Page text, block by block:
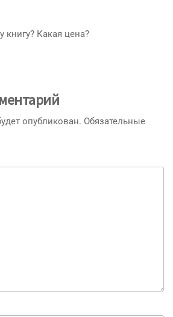
книгу? Какая цена?
опубликован. Обязательные